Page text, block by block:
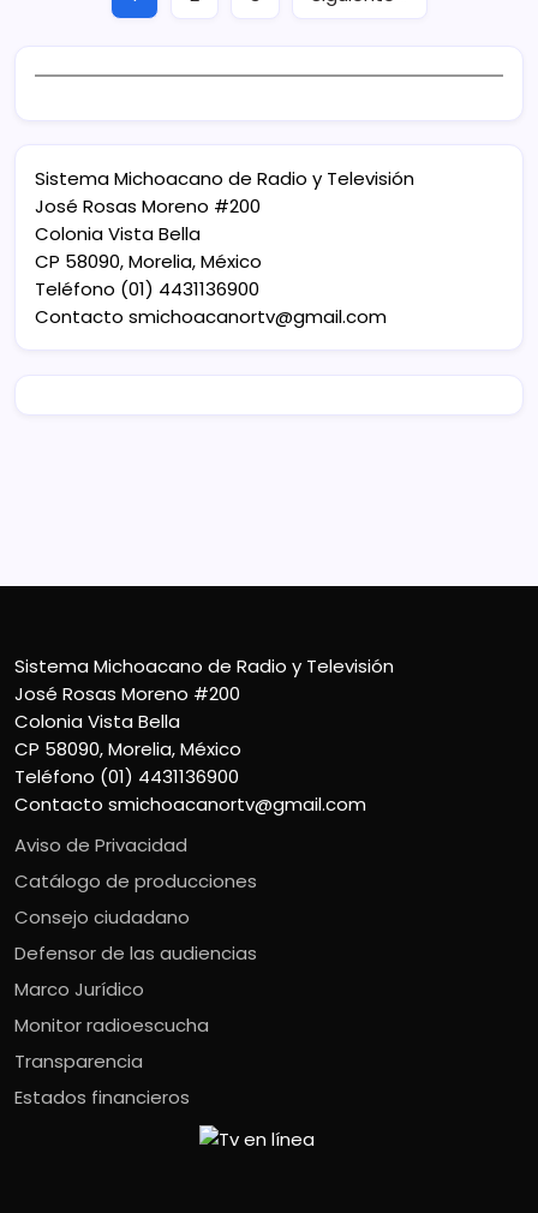
Sistema Michoacano de Radio y Televisión
José Rosas Moreno #200
Colonia Vista Bella
CP 58090, Morelia, México
Teléfono (01) 4431136900
Contacto smichoacanortv@gmail.com
Sistema Michoacano de Radio y Televisión
José Rosas Moreno #200
Colonia Vista Bella
CP 58090, Morelia, México
Teléfono (01) 4431136900
Contacto smichoacanortv@gmail.com
Aviso de Privacidad
Catálogo de producciones
Consejo ciudadano
Defensor de las audiencias
Marco Jurídico
Monitor radioescucha
Transparencia
Estados financieros